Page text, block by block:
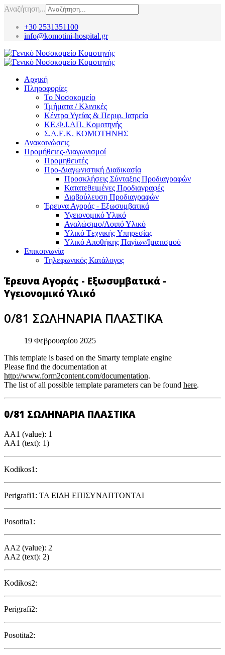
Αναζήτηση...
+30 2531351100
info@komotini-hospital.gr
Αρχική
Πληροφορίες
Το Νοσοκομείο
Τμήματα / Κλινικές
Κέντρα Υγείας & Περιφ. Ιατρεία
ΚΕ.Φ.Ι.ΑΠ. Κομοτηνής
Σ.Α.Ε.Κ. ΚΟΜΟΤΗΝΗΣ
Ανακοινώσεις
Προμήθειες-Διαγωνισμοί
Προμηθευτές
Προ-Διαγωνιστική Διαδικασία
Προσκλήσεις Σύνταξης Προδιαγραφών
Κατατεθειμένες Προδιαγραφές
Διαβούλευση Προδιαγραφών
Έρευνα Αγοράς - Εξωσυμβατικά
Υγειονομικό Υλικό
Αναλώσιμο/Λοιπό Υλικό
Υλικό Tεχνικής Yπηρεσίας
Υλικό Αποθήκης Παγίων/Ιματισμού
Επικοινωνία
Τηλεφωνικός Κατάλογος
Έρευνα Αγοράς - Εξωσυμβατικά -
Υγειονομικό Υλικό
0/81 ΣΩΛΗΝΑΡΙΑ ΠΛΑΣΤΙΚΑ
19 Φεβρουαρίου 2025
This template is based on the Smarty template engine
Please find the documentation at
http://www.form2content.com/documentation.
The list of all possible template parameters can be found here.
0/81 ΣΩΛΗΝΑΡΙΑ ΠΛΑΣΤΙΚΑ
AA1 (value): 1
AA1 (text): 1)
Kodikos1:
Perigrafi1: ΤΑ ΕΙΔΗ ΕΠΙΣΥΝΑΠΤΟΝΤΑΙ
Posotita1:
AA2 (value): 2
AA2 (text): 2)
Kodikos2:
Perigrafi2:
Posotita2: